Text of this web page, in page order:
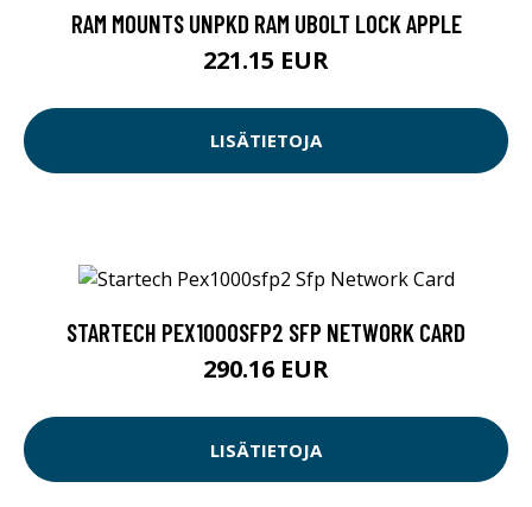
RAM MOUNTS UNPKD RAM UBOLT LOCK APPLE
221.15 EUR
LISÄTIETOJA
STARTECH PEX1000SFP2 SFP NETWORK CARD
290.16 EUR
LISÄTIETOJA